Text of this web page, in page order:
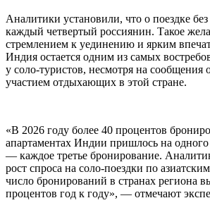
Аналитики установили, что о поездке
каждый четвертый россиянин. Такое
стремлением к уединению и ярким
Индия остается одним из самых
у соло-туристов, несмотря на сообщения
участием отдыхающих в этой стране.
«В 2026 году более 40 процентов
апартаментах Индии пришлось на одного
— каждое третье бронирование.
рост спроса на соло-поездки по
число бронирований в странах региона
процентов год к году», — отмечают